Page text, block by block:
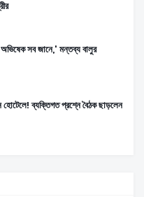
সব জানে,' মন্তব্য বালুর
ব্যক্তিগত প্রশ্নে বৈঠক ছাড়লেন